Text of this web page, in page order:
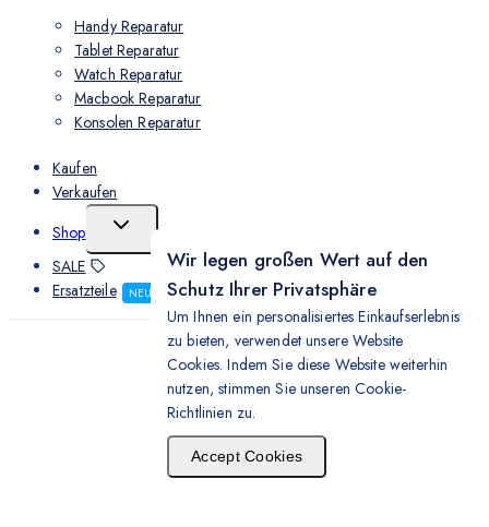
Wir legen großen Wert auf den
Schutz Ihrer Privatsphäre
Um Ihnen ein personalisiertes Einkaufserlebnis
zu bieten, verwendet unsere Website
Cookies. Indem Sie diese Website weiterhin
nutzen, stimmen Sie unseren Cookie-
Richtlinien zu.
Accept Cookies
Handy Reparatur
Tablet Reparatur
Watch Reparatur
Macbook Reparatur
Konsolen Reparatur
Kaufen
Verkaufen
Shop
SALE
Ersatzteile
NEU